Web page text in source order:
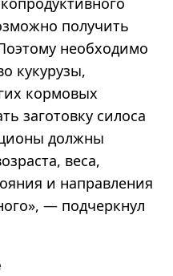
получить
необходимо
кукурузы,
кормовых
заготовку силоса
должны
веса,
и направления
— подчеркнул